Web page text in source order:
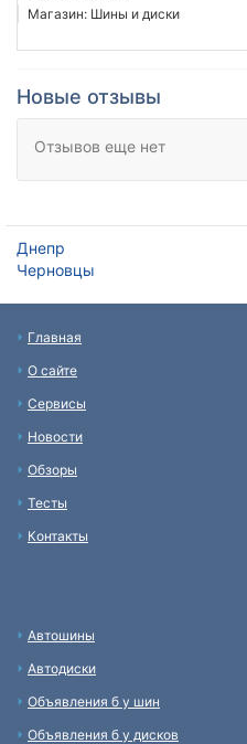
Магазин: Шины и диски
Новые отзывы
Отзывов еще нет
Днепр
Черновцы
Главная
О сайте
Сервисы
Новости
Обзоры
Тесты
Контакты
Автошины
Автодиски
Объявления б у шин
Объявления б у дисков